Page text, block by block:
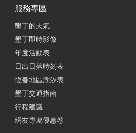
服務專區
墾丁的天氣
墾丁即時影像
年度活動表
日出日落時刻表
恆春地區潮汐表
墾丁交通指南
行程建議
網友專屬優惠卷